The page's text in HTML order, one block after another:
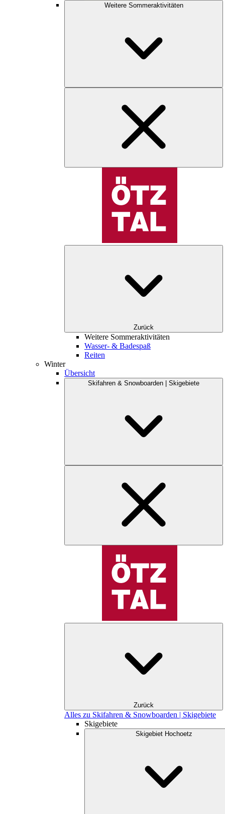
Weitere Sommeraktivitäten
Zurück
Weitere Sommeraktivitäten
Wasser- & Badespaß
Reiten
Winter
Übersicht
Skifahren & Snowboarden | Skigebiete
Zurück
Alles zu Skifahren & Snowboarden | Skigebiete
Skigebiete
Skigebiet Hochoetz